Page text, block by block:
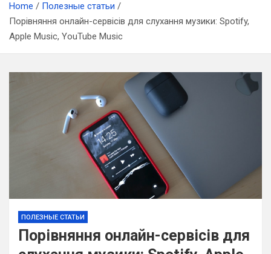
Home
Полезные статьи
Порівняння онлайн-сервісів для слухання музики: Spotify,
Apple Music, YouTube Music
ПОЛЕЗНЫЕ СТАТЬИ
Порівняння онлайн-сервісів для